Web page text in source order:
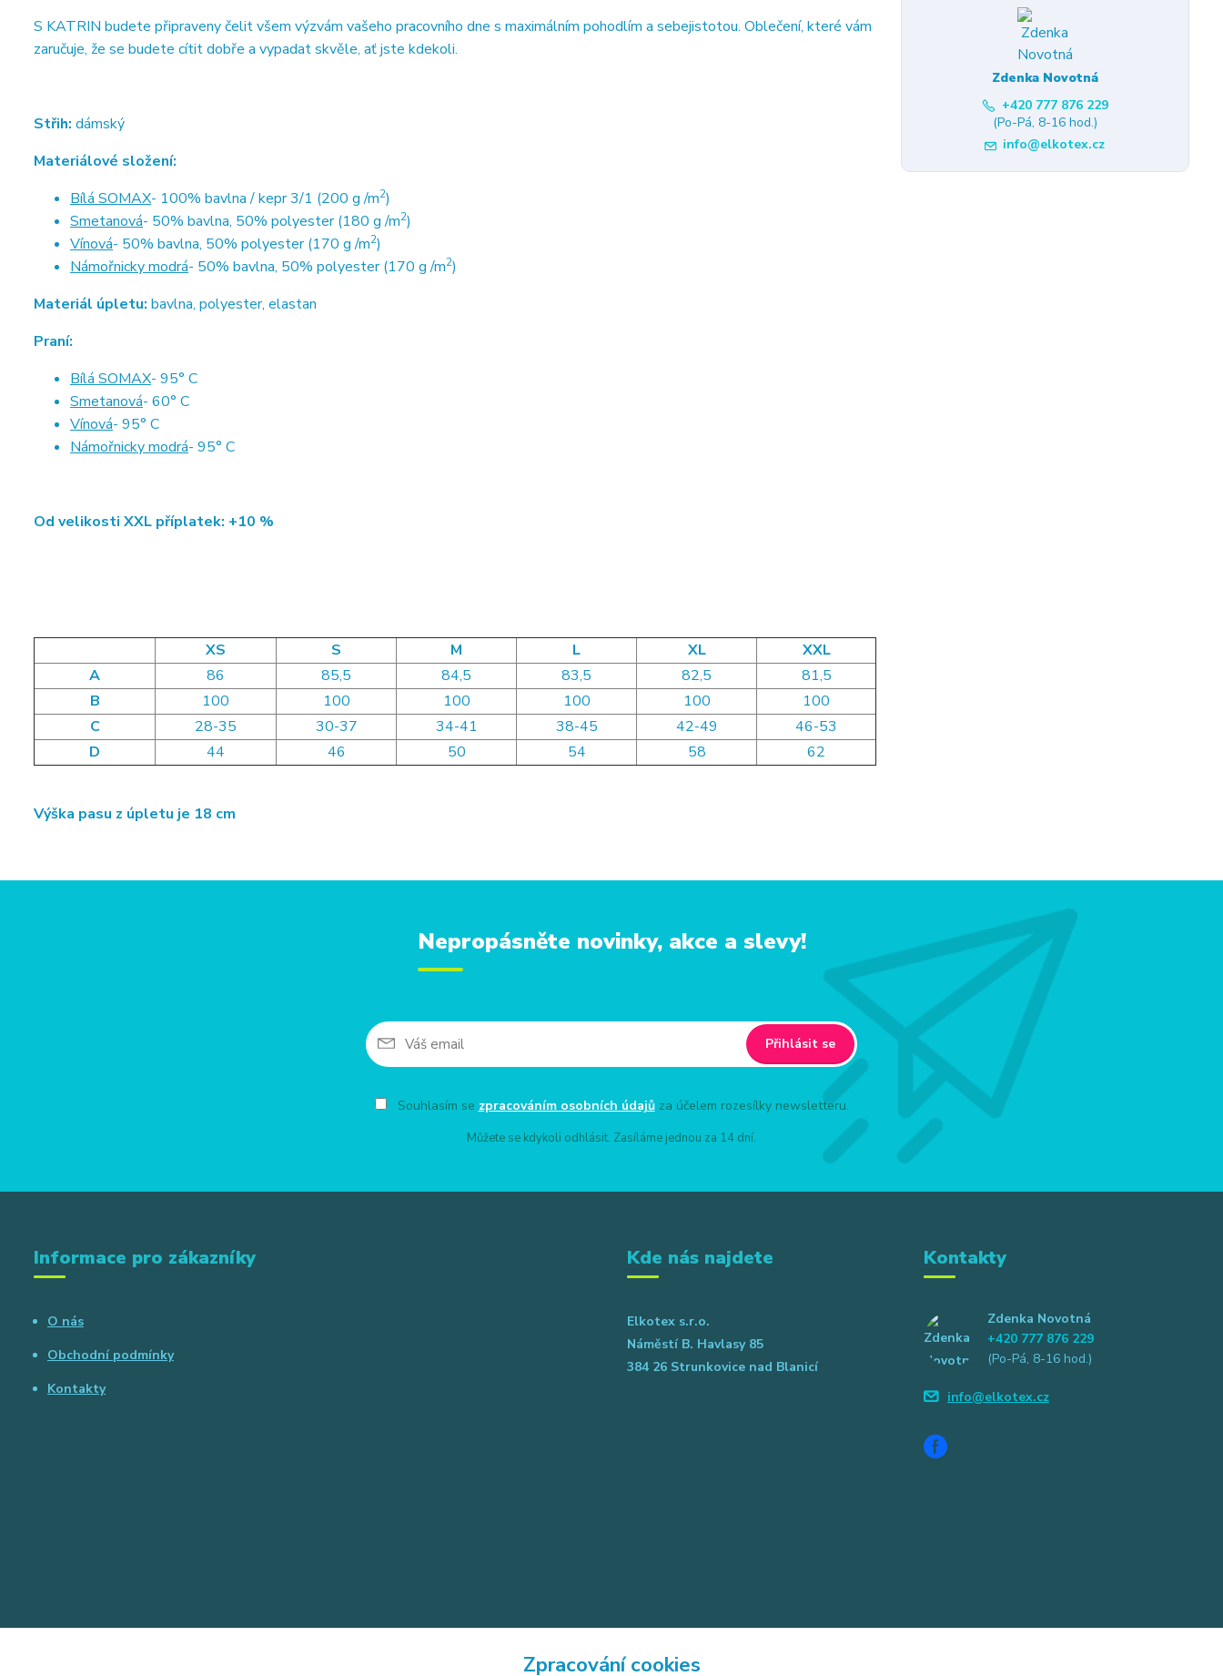
S KATRIN budete připraveny čelit všem výzvám vašeho pracovního dne s maximálním pohodlím a sebejistotou. Oblečení, které vám
zaručuje, že se budete cítit dobře a vypadat skvěle, ať jste kdekoli.
Střih: dámský
Materiálové složení:
Bílá SOMAX- 100% bavlna / kepr 3/1 (200 g /m2)
Smetanová- 50% bavlna, 50% polyester (180 g /m2)
Vínová- 50% bavlna, 50% polyester (170 g /m2)
Námořnicky modrá- 50% bavlna, 50% polyester (170 g /m2)
Materiál úpletu: bavlna, polyester, elastan
Praní:
Bílá SOMAX- 95° C
Smetanová- 60° C
Vínová- 95° C
Námořnicky modrá- 95° C
Od velikosti XXL příplatek: +10 %
XS S M L XL
XXL
A
86 85,5 84,5 83,5 82,5
81,5
B
100 100 100 100 100
100
C
28-35 30-37 34-41 38-45 42-49
46-53
D
44 46 50 54 58 62
Výška pasu z úpletu je 18 cm
Zdenka Novotná
+420 777 876 229
(Po-Pá, 8-16 hod.)
info@elkotex.cz
Nepropásněte novinky, akce a slevy!
Přihlásit se
Souhlasím se zpracováním osobních údajůza účelem rozesílky newsletteru.
Můžete se kdykoli odhlásit. Zasíláme jednou za 14 dní.
Informace pro zákazníky
O nás
Obchodní podmínky
Kontakty
Kde nás najdete
Elkotex s.r.o.
Náměstí B. Havlasy 85
384 26 Strunkovice nad Blanicí
Kontakty
Zdenka Novotná
+420 777 876 229
(Po-Pá, 8-16 hod.)
info@elkotex.cz
Zpracování cookies